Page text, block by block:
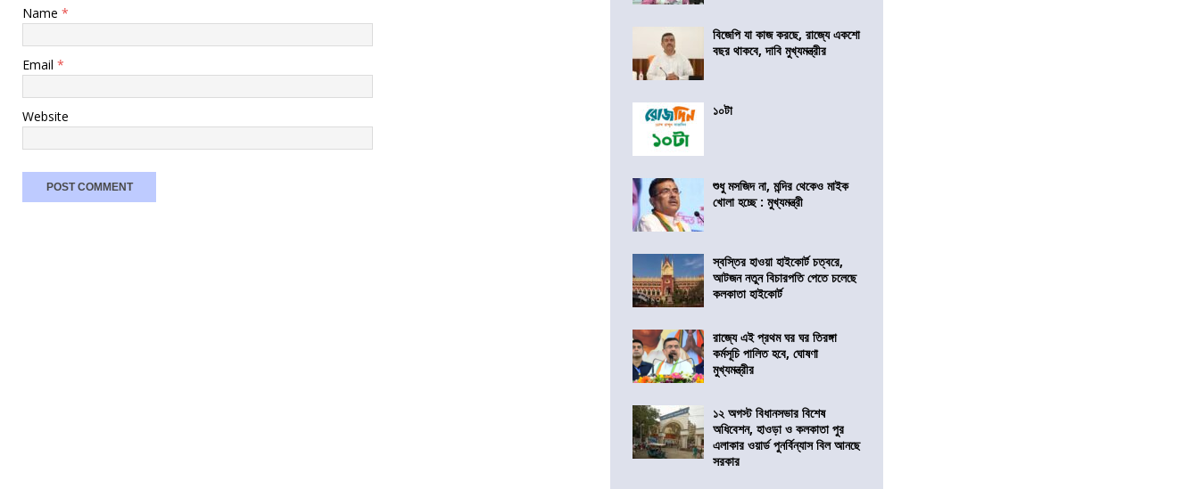
Name *
Email *
Website
বিজেপি যা কাজ করছে, রাজ্যে একশো
বছর থাকবে, দাবি মুখ্যমন্ত্রীর
১০টা
শুধু মসজিদ না, মন্দির থেকেও মাইক
খোলা হচ্ছে : মুখ্যমন্ত্রী
স্বস্তির হাওয়া হাইকোর্ট চত্বরে,
আটজন নতুন বিচারপতি পেতে চলেছে
কলকাতা হাইকোর্ট
রাজ্যে এই প্রথম ঘর ঘর তিরঙ্গা
কর্মসূচি পালিত হবে, ঘোষণা
মুখ্যমন্ত্রীর
১২ অগস্ট বিধানসভার বিশেষ
অধিবেশন, হাওড়া ও কলকাতা পুর
এলাকার ওয়ার্ড পুনর্বিন্যাস বিল আনছে
সরকার